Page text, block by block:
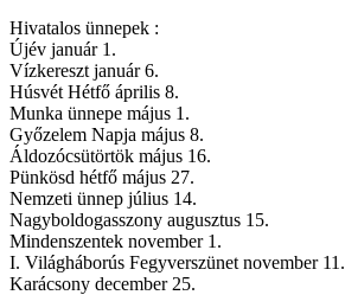
Hivatalos ünnepek :
Újév január 1.
Vízkereszt január 6.
Húsvét Hétfő április 8.
Munka ünnepe május 1.
Győzelem Napja május 8.
Áldozócsütörtök május 16.
Pünkösd hétfő május 27.
Nemzeti ünnep július 14.
Nagyboldogasszony augusztus 15.
Mindenszentek november 1.
I. Világháborús Fegyverszünet november 11.
Karácsony december 25.